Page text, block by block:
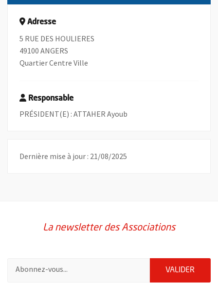
Adresse
5 RUE DES HOULIERES
49100 ANGERS
Quartier Centre Ville
Responsable
PRÉSIDENT(E) : ATTAHER Ayoub
Dernière mise à jour : 21/08/2025
La newsletter des Associations
VALIDER